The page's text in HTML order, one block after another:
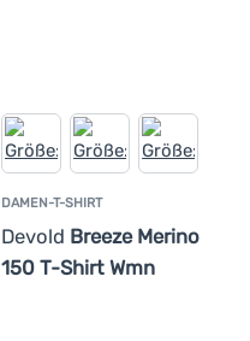
DAMEN-T-SHIRT
Devold Breeze Merino
150 T-Shirt Wmn